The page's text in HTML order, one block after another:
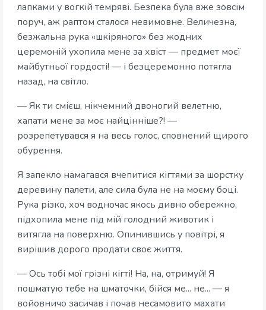
лапками у вогкій темряві. Безпека була вже зовсім
поруч, аж раптом сталося невимовне. Величезна,
безжальна рука «шкіряного» без жодних
церемоній ухопила мене за хвіст — предмет моєї
майбутньої гордості! — і безцеремонно потягла
назад, на світло.
— Як ти смієш, нікчемний двоногий велетню,
хапати мене за моє найцінніше?! —
розрепетувався я на весь голос, сповнений щирого
обурення.
Я запекло намагався вчепитися кігтями за шорстку
деревину палети, але сила була не на моєму боці.
Рука різко, хоч водночас якось дивно обережно,
підхопила мене під мій голодний животик і
витягла на поверхню. Опинившись у повітрі, я
вирішив дорого продати своє життя.
— Ось тобі мої грізні кігті! На, на, отримуй! Я
пошматую тебе на шматочки, бійся ме... не... — я
войовничо засичав і почав несамовито махати